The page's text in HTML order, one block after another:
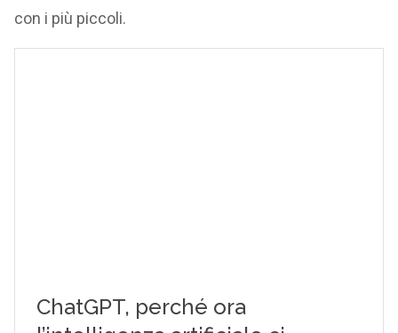
con i più piccoli.